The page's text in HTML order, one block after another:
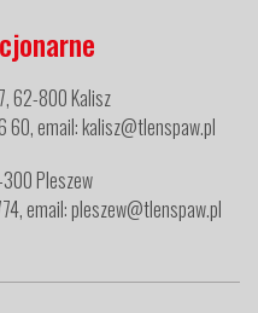
62-800 Kalisz
email: kalisz@tlenspaw.pl
Pleszew
email: pleszew@tlenspaw.pl